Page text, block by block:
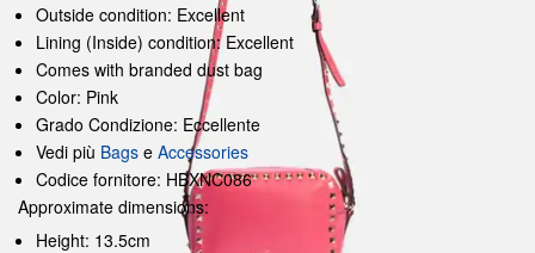
Outside condition: Excellent
Lining (Inside) condition: Excellent
Comes with branded dust bag
Color: Pink
Grado Condizione: Eccellente
Vedi più Bags e Accessories
Codice fornitore: HBXNC086
Approximate dimensions:
Height: 13.5cm